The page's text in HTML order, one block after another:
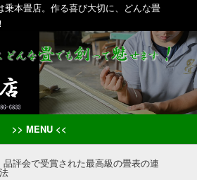
乗本畳店。作る喜び大切に、どんな畳
>> MENU <<
品評会で受賞された最高級の畳表の連